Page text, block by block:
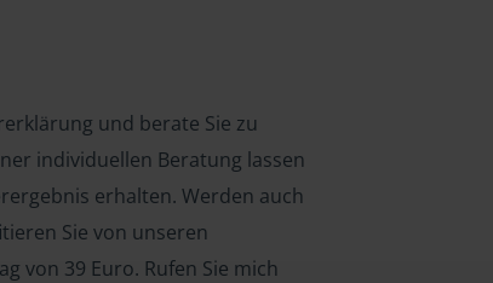
und berate Sie zu
individuellen Beratung lassen
erhalten. Werden auch
Sie von unseren
von 39 Euro. Rufen Sie mich